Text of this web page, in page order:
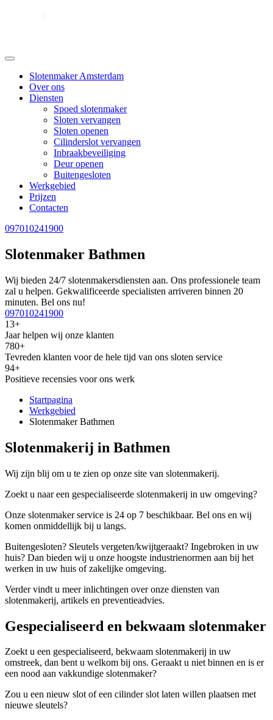
Slotenmaker Amsterdam
Over ons
Diensten
Spoed slotenmaker
Sloten vervangen
Sloten openen
Cilinderslot vervangen
Inbraakbeveiliging
Deur openen
Buitengesloten
Werkgebied
Prijzen
Contacten
097010241900
Slotenmaker Bathmen
Wij bieden 24/7 slotenmakersdiensten aan. Ons professionele team
zal u helpen. Gekwalificeerde specialisten arriveren binnen 20
minuten. Bel ons nu!
097010241900
13+
Jaar helpen wij onze klanten
780+
Tevreden klanten voor de hele tijd van ons sloten service
94+
Positieve recensies voor ons werk
Startpagina
Werkgebied
Slotenmaker Bathmen
Slotenmakerij in Bathmen
Wij zijn blij om u te zien op onze site van slotenmakerij.
Zoekt u naar een gespecialiseerde slotenmakerij in uw omgeving?
Onze slotenmaker service is 24 op 7 beschikbaar. Bel ons en wij
komen onmiddellijk bij u langs.
Buitengesloten? Sleutels vergeten/kwijtgeraakt? Ingebroken in uw
huis? Dan bieden wij u onze hoogste industrienormen aan bij het
werken in uw huis of zakelijke omgeving.
Verder vindt u meer inlichtingen over onze diensten van
slotenmakerij, artikels en preventieadvies.
Gespecialiseerd en bekwaam slotenmaker
Zoekt u een gespecialiseerd, bekwaam slotenmakerij in uw
omstreek, dan bent u welkom bij ons. Geraakt u niet binnen en is er
een nood aan vakkundige slotenmaker?
Zou u een nieuw slot of een cilinder slot laten willen plaatsen met
nieuwe sleutels?